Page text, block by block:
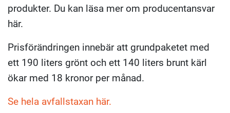
produkter. Du kan läsa mer om producentansvar
här.
Prisförändringen innebär att grundpaketet med
ett 190 liters grönt och ett 140 liters brunt kärl
ökar med 18 kronor per månad.
Se hela avfallstaxan här.